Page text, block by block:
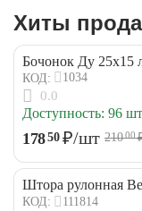
Хиты
Бочонок Ду 25х15
КОД: 1034
0.0
Доступность: 96 шт
17850 ₽/шт 21000
Штора рулонная
КОД: 111814